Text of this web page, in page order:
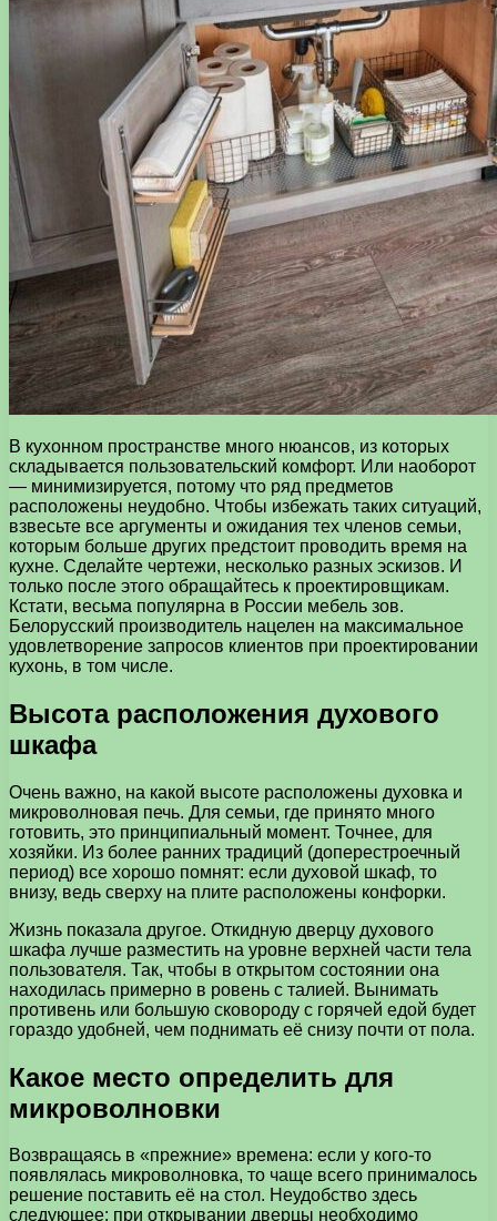
В кухонном пространстве много нюансов, из которых
складывается пользовательский комфорт. Или наоборот
— минимизируется, потому что ряд предметов
расположены неудобно. Чтобы избежать таких ситуаций,
взвесьте все аргументы и ожидания тех членов семьи,
которым больше других предстоит проводить время на
кухне. Сделайте чертежи, несколько разных эскизов. И
только после этого обращайтесь к проектировщикам.
Кстати, весьма популярна в России мебель зов.
Белорусский производитель нацелен на максимальное
удовлетворение запросов клиентов при проектировании
кухонь, в том числе.
Высота расположения духового
шкафа
Очень важно, на какой высоте расположены духовка и
микроволновая печь. Для семьи, где принято много
готовить, это принципиальный момент. Точнее, для
хозяйки. Из более ранних традиций (доперестроечный
период) все хорошо помнят: если духовой шкаф, то
внизу, ведь сверху на плите расположены конфорки.
Жизнь показала другое. Откидную дверцу духового
шкафа лучше разместить на уровне верхней части тела
пользователя. Так, чтобы в открытом состоянии она
находилась примерно в ровень с талией. Вынимать
противень или большую сковороду с горячей едой будет
гораздо удобней, чем поднимать её снизу почти от пола.
Какое место определить для
микроволновки
Возвращаясь в «прежние» времена: если у кого-то
появлялась микроволновка, то чаще всего принималось
решение поставить её на стол. Неудобство здесь
следующее: при открывании дверцы необходимо